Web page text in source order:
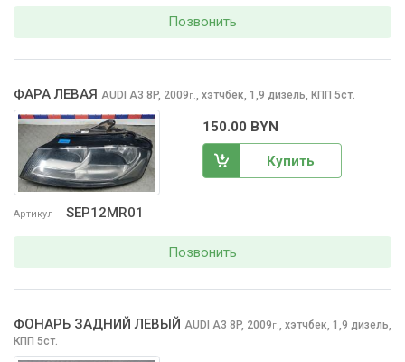
Позвонить
Артикул SEP12MR01
ФАРА ЛЕВАЯ AUDI A3 8P, 2009г. хэтчбек, 1,9 дизель, КПП 5ст.
150.00 BYN
Купить
Позвонить
ФОНАРЬ ЗАДНИЙ ЛЕВЫЙ AUDI A3 8P, 2009г. хэтчбек, 1,9 дизель,
КПП 5ст.